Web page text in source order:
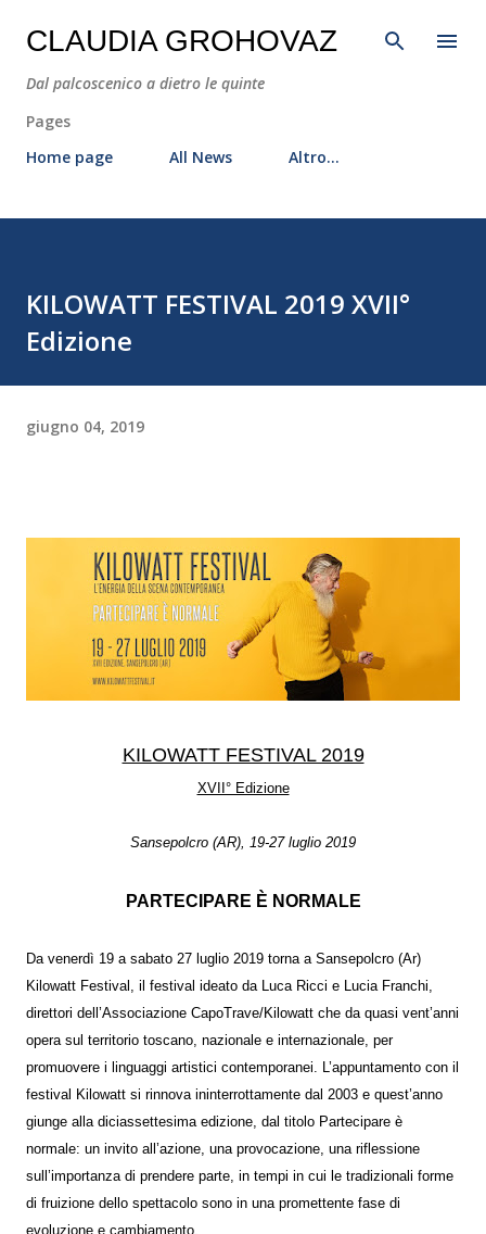
Passa ai contenuti principali
CLAUDIA GROHOVAZ
Dal palcoscenico a dietro le quinte
Pages
Home page
All News Altro…
KILOWATT FESTIVAL 2019 XVII°
Edizione
giugno 04, 2019
KILOWATT FESTIVAL 2019
XVII° Edizione
Sansepolcro (AR), 19-27 luglio 2019
PARTECIPARE È NORMALE
Da venerdì 19 a sabato 27 luglio 2019 torna a Sansepolcro (Ar)
Kilowatt Festival, il festival ideato da Luca Ricci e Lucia Franchi,
direttori dell’Associazione CapoTrave/Kilowatt che da quasi vent’anni
opera sul territorio toscano, nazionale e internazionale, per
promuovere i linguaggi artistici contemporanei. L’appuntamento con il
festival Kilowatt si rinnova ininterrottamente dal 2003 e quest’anno
giunge alla diciassettesima edizione, dal titolo Partecipare è
normale: un invito all’azione, una provocazione, una riflessione
sull’importanza di prendere parte, in tempi in cui le tradizionali forme
di fruizione dello spettacolo sono in una promettente fase di
evoluzione e cambiamento.